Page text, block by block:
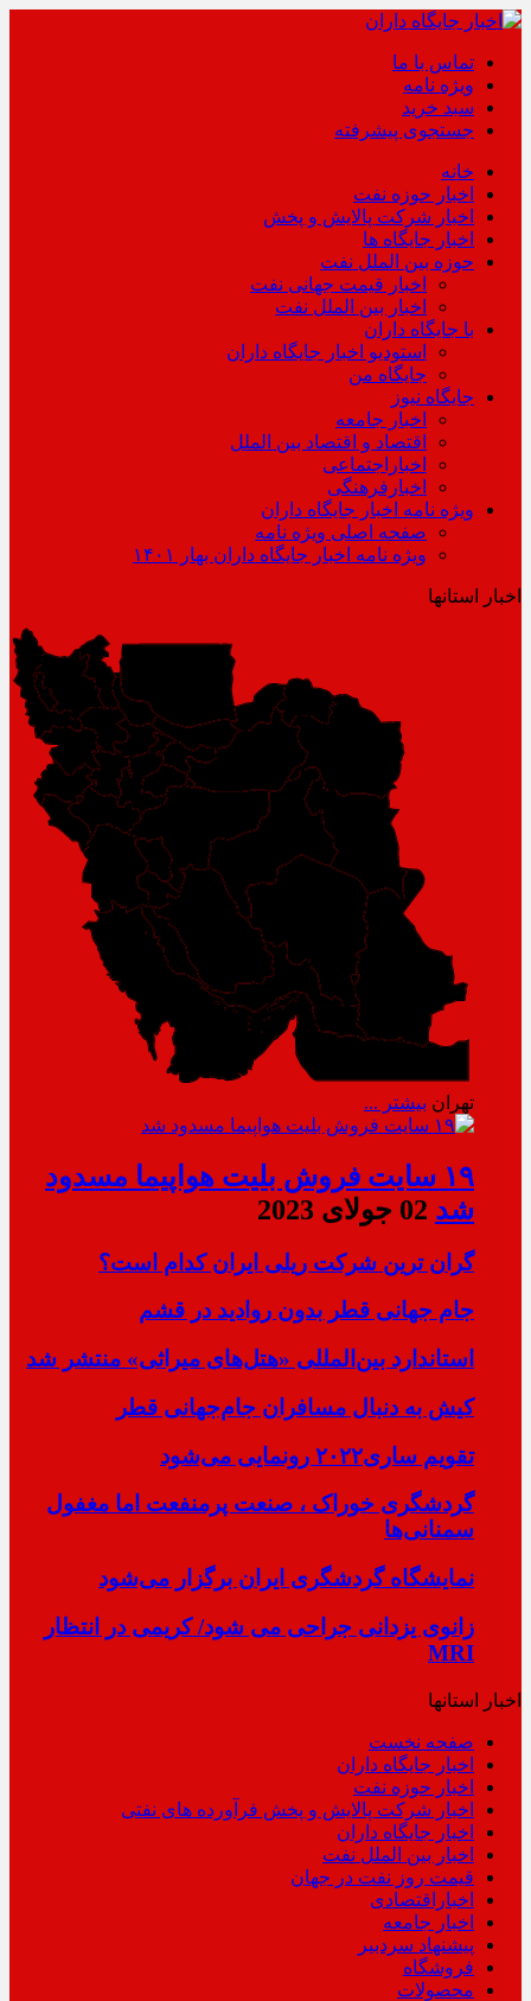
تماس با ما
ویژه نامه
سبد خرید
جستجوی پیشرفته
خانه
اخبار حوزه نفت
اخبار شرکت پالایش و پخش
اخبار جایگاه ها
حوزه بین الملل نفت
اخبار قیمت جهانی نفت
اخبار بین الملل نفت
با جایگاه داران
استودیو اخبار جایگاه داران
جایگاه من
جایگاه نیوز
اخبار جامعه
اقتصاد و اقتصاد بین الملل
اخباراجتماعی
اخبارفرهنگی
ویژه نامه اخبار جایگاه داران
صفحه اصلی ویژه نامه
ویژه نامه اخبار جایگاه داران بهار ۱۴۰۱
اخبار استانها
تهران بیشتر ...
۱۹ سایت فروش بلیت هواپیما مسدود
شد 02 جولای 2023
گران ترین شرکت ریلی ایران کدام است؟
جام جهانی قطر بدون روادید در قشم
استاندارد بین‌المللی «هتل‌های میراثی» منتشر شد
کیش به دنبال مسافران جام‌جهانی قطر
تقویم ساری۲۰۲۲ رونمایی می‌شود
گردشگری خوراک ، صنعت پرمنفعت اما مغفول
سمنانی‌ها
نمایشگاه گردشگری ایران برگزار می‌شود
زانوی یزدانی جراحی می شود/ کریمی در انتظار
MRI
اخبار استانها
صفحه نخست
اخبار جایگاه داران
اخبار حوزه نفت
اخبار شرکت پالایش و پخش فرآورده های نفتی
اخبار جایگاه داران
اخبار بین الملل نفت
قیمت روز نفت در جهان
اخباراقتصادی
اخبار جامعه
پیشنهاد سردبیر
فروشگاه
محصولات